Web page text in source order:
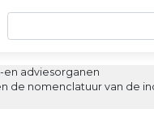
en adviesorganen
de nomenclatuur van de